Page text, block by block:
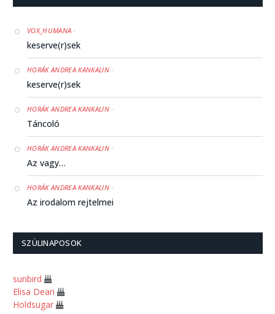
VOX_HUMANA -
keserve(r)sek
HORÁK ANDREA KANKALIN-
keserve(r)sek
HORÁK ANDREA KANKALIN-
Táncoló
HORÁK ANDREA KANKALIN-
Az vagy…
HORÁK ANDREA KANKALIN-
Az irodalom rejtelmei
Árva Marci
Kétségek hexameterben
HORÁK ANDREA KANKALIN
SZÜLINAPOSOK
sunbird
Elisa Dean
Holdsugar